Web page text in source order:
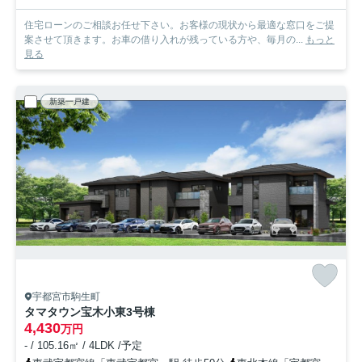
住宅ローンのご相談お任せ下さい。お客様の現状から最適な窓口をご提
案させて頂きます。お車の借り入れが残っている方や、毎月の... もっと
見る
新築一戸建
宇都宮市駒生町
タマタウン宝木小東3号棟
4,430万円
- / 105.16㎡ / 4LDK /予定